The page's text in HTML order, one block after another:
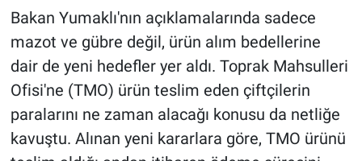
Bakan Yumaklı'nın açıklamalarında sadece
mazot ve gübre değil, ürün alım bedellerine
dair de yeni hedefler yer aldı. Toprak Mahsulleri
Ofisi'ne (TMO) ürün teslim eden çiftçilerin
paralarını ne zaman alacağı konusu da netliğe
kavuştu. Alınan yeni kararlara göre, TMO ürünü